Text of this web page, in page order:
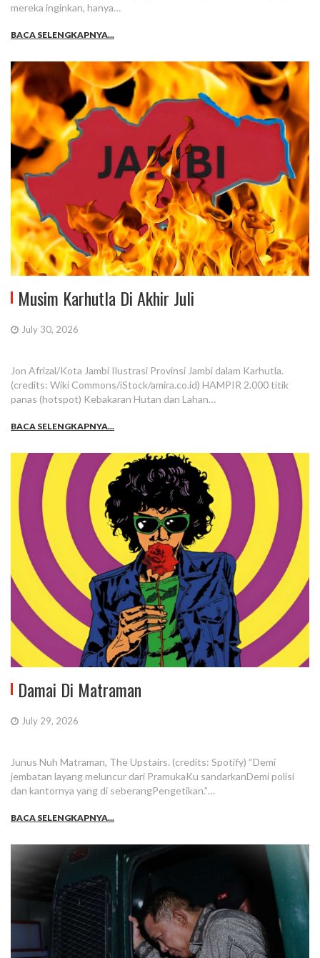
mereka inginkan, hanya…
BACA SELENGKAPNYA...
Musim Karhutla Di Akhir Juli
July 30, 2026
Jon Afrizal/Kota Jambi Ilustrasi Provinsi Jambi dalam Karhutla.
(credits: Wiki Commons/iStock/amira.co.id) HAMPIR 2.000 titik
panas (hotspot) Kebakaran Hutan dan Lahan…
BACA SELENGKAPNYA...
Damai Di Matraman
July 29, 2026
Junus Nuh Matraman, The Upstairs. (credits: Spotify) “Demi
jembatan layang meluncur dari PramukaKu sandarkanDemi polisi
dan kantornya yang di seberangPengetikan.”…
BACA SELENGKAPNYA...